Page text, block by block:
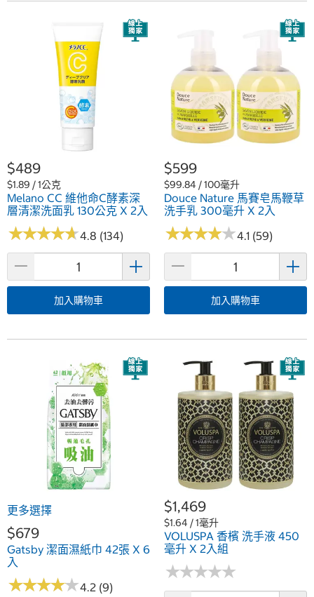
$489
$1.89 / 1公克
Melano CC 維他命C酵素深
層清潔洗面乳 130公克 X 2入
★★★★★
★★★★★4.8 (134)
加入購物車
$599
$99.84 / 100毫升
Douce Nature 馬賽皂馬鞭草
洗手乳 300毫升 X 2入
★★★★★
★★★★★4.1 (59)
加入購物車
更多選擇
$679
Gatsby 潔面濕紙巾 42張 X 6
入
★★★★★
★★★★★4.2 (9)
$1,469
$1.64 / 1毫升
VOLUSPA 香檳 洗手液 450
毫升 X 2入組
★★★★★
★★★★★